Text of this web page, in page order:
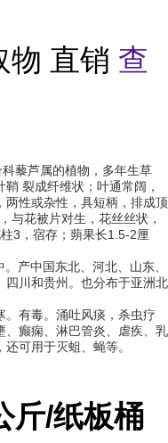
物 直销 查
藜芦属的植物，多年生草
裂成纤维状；叶通常阔，
性或杂性，具短柄，排成顶
与花被片对生，花丝丝状，
3，宿存；蒴果长1.5-2厘
产中国东北、河北、山东、
四川和贵州。也分布于亚洲北
有毒。涌吐风痰，杀虫疗
、癫痫、淋巴管炎、虐疾、乳
可用于灭蛆、蝇等。
斤/纸板桶